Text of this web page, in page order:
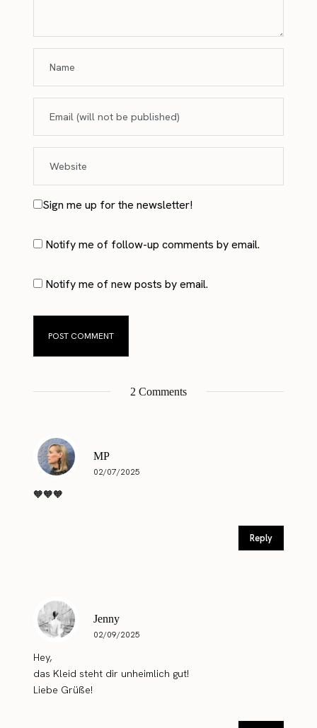
Sign me up for the newsletter!
Notify me of follow-up comments by email.
Notify me of new posts by email.
2 Comments
MP
02/07/2025
🧡🧡🧡
Reply
Jenny
02/09/2025
Hey,
das Kleid steht dir unheimlich gut!
Liebe Grüße!